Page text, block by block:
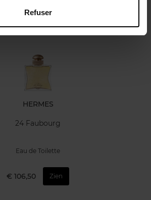
Refuser
Nog iets vergeten ?
HERMES
24 Faubourg
Eau de Toilette
€ 106,50 Zien